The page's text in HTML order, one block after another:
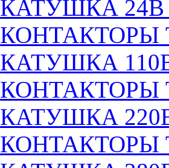
КАТУШКА 24В
КОНТАКТОРЫ
КАТУШКА
КОНТАКТОРЫ
КАТУШКА
КОНТАКТОРЫ